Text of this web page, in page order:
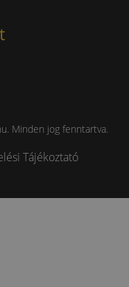
Minden jog fenntartva.
Tájékoztató